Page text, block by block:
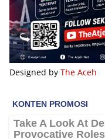
Designed by The Aceh